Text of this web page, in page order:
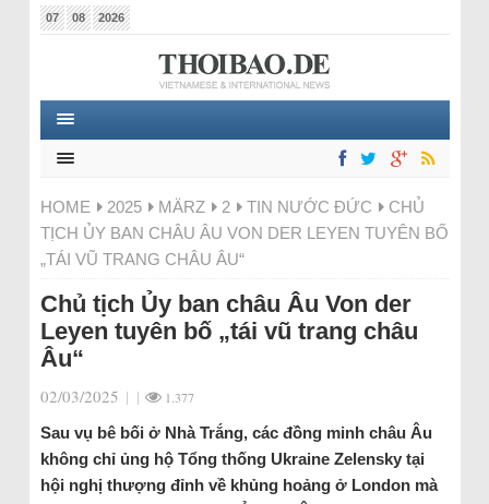
07 08 2026
HOME 2025 MÄRZ 2 TIN NƯỚC ĐỨC
CHỦ
TỊCH ỦY BAN CHÂU ÂU VON DER LEYEN TUYÊN BỐ
„TÁI VŨ TRANG CHÂU ÂU“
Chủ tịch Ủy ban châu Âu Von der
Leyen tuyên bố „tái vũ trang châu
Âu“
02/03/2025 | | 1.377
Sau vụ bê bối ở Nhà Trắng, các đồng minh châu Âu
không chỉ ủng hộ Tổng thống Ukraine Zelensky tại
hội nghị thượng đỉnh về khủng hoảng ở London mà